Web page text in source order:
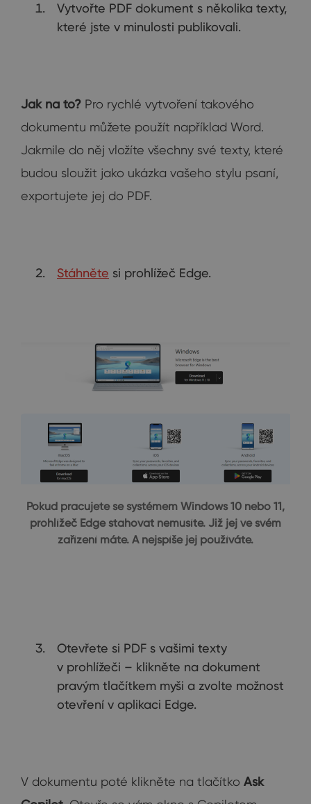
Vytvořte PDF dokument s několika texty,
které jste v minulosti publikovali.
Jak na to? Pro rychlé vytvoření takového
dokumentu můžete použít například Word.
Jakmile do něj vložíte všechny své texty, které
budou sloužit jako ukázka vašeho stylu psaní,
exportujete jej do PDF.
Stáhněte si prohlížeč Edge.
Pokud pracujete se systémem Windows 10 nebo 11,
prohlížeč Edge stahovat nemusíte. Již jej ve svém
zařízení máte. A nejspíše jej používáte.
Otevřete si PDF s vašimi texty
v prohlížeči – klikněte na dokument
pravým tlačítkem myši a zvolte možnost
otevření v aplikaci Edge.
V dokumentu poté klikněte na tlačítko Ask